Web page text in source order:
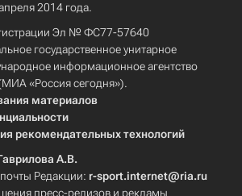
2014 года.
Эл № ФС77-57640
государственное унитарное
информационное агентство
«Россия сегодня»).
материалов
рекомендательных технологий
А.В.
Редакции: r-sport.internet@ria.ru
пресс-релизов и рекламы